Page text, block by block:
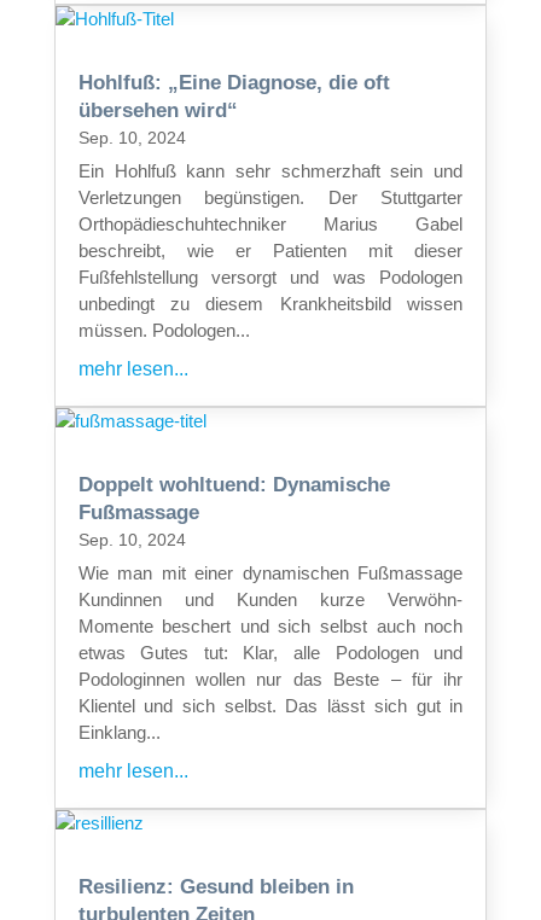
Hohlfuß: „Eine Diagnose, die oft
übersehen wird“
Sep. 10, 2024
Ein Hohlfuß kann sehr schmerzhaft sein und
Verletzungen begünstigen. Der Stuttgarter
Orthopädieschuhtechniker Marius Gabel
beschreibt, wie er Patienten mit dieser
Fußfehlstellung versorgt und was Podologen
unbedingt zu diesem Krankheitsbild wissen
müssen. Podologen...
mehr lesen...
Doppelt wohltuend: Dynamische
Fußmassage
Sep. 10, 2024
Wie man mit einer dynamischen Fußmassage
Kundinnen und Kunden kurze Verwöhn-
Momente beschert und sich selbst auch noch
etwas Gutes tut: Klar, alle Podologen und
Podologinnen wollen nur das Beste – für ihr
Klientel und sich selbst. Das lässt sich gut in
Einklang...
mehr lesen...
Resilienz: Gesund bleiben in
turbulenten Zeiten